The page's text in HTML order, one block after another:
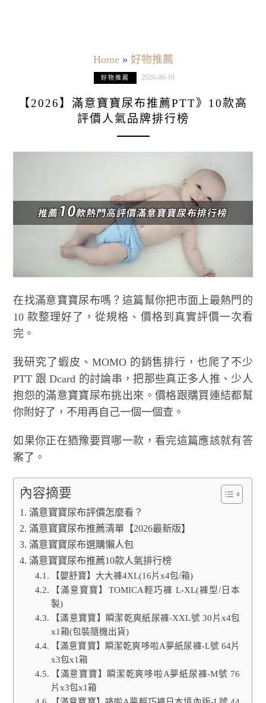
Home» 好物推薦
好物推薦 2026-06-10
【2026】滿意寶寶尿布推薦PTT》10款高
評價人氣品牌排行榜
在找滿意寶寶尿布嗎？這篇幫你把市面上最熱門的
10 款整理好了，從規格、價格到真實評價一次看
完。
我研究了蝦皮、MOMO 的銷售排行，也爬了不少
PTT 跟 Dcard 的討論串，把那些真正多人推、少人
抱怨的滿意寶寶尿布挑出來。價格跟購買連結都幫
你附好了，不用再自己一個一個查。
如果你正在猶豫要買哪一款，看完這篇應該就有答
案了。
內容摘要
滿意寶寶尿布評價怎麼看？
滿意寶寶尿布推薦清單【2026最新版】
滿意寶寶尿布選購懶人包
滿意寶寶尿布推薦10款人氣排行榜
【嬰舒寶】大大褲4XL(16片x4包/箱)
【滿意寶寶】TOMICA輕巧褲 L-XL(褲型/日本
製)
【滿意寶寶】瞬潔乾爽紙尿褲-XXL號 30片x4包
x1箱(包裝隨機出貨)
【滿意寶寶】瞬潔乾爽哆啦A夢紙尿褲-L號 64片
x3包x1箱
【滿意寶寶】瞬潔乾爽哆啦A夢紙尿褲-M號 76
片x3包x1箱